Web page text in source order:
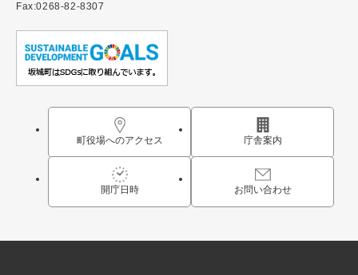
Fax:0268-82-8307
町役場へのアクセス 庁舎案内
開庁日時 お問い合わせ